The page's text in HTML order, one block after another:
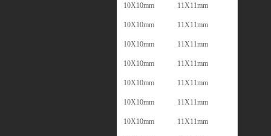
10X10mm 11X11mm
10X10mm 11X11mm
10X10mm 11X11mm
10X10mm 11X11mm
10X10mm 11X11mm
10X10mm 11X11mm
10X10mm 11X11mm